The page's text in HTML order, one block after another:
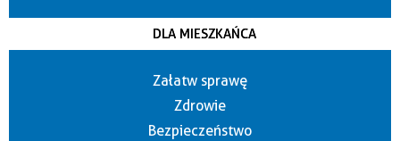
DLA MIESZKAŃCA
Załatw sprawę
Zdrowie
Bezpieczeństwo